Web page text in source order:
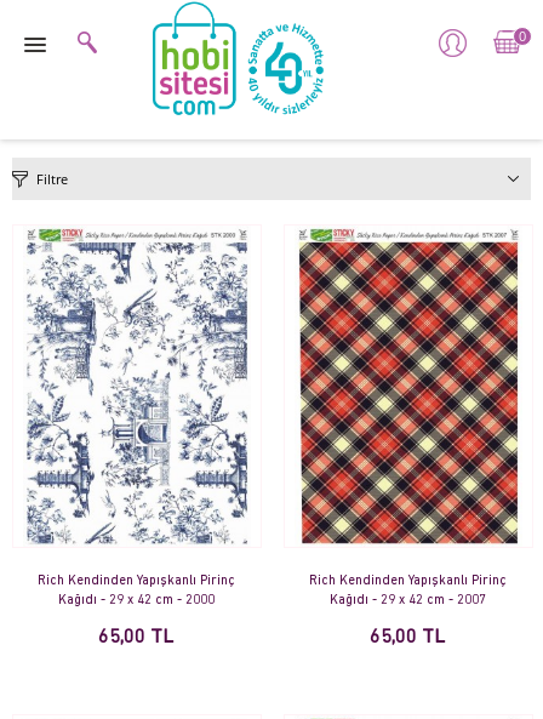
0
Filtre
Rich Kendinden Yapışkanlı Pirinç
Kağıdı - 29 x 42 cm - 2000
65,00 TL
Rich Kendinden Yapışkanlı Pirinç
Kağıdı - 29 x 42 cm - 2007
65,00 TL